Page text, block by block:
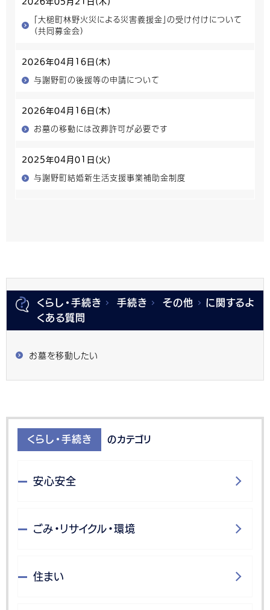
2026年05月21日(木)
「大槌町林野火災による災害義援金」の受け付けについて
（共同募金会）
2026年04月16日(木)
与謝野町の後援等の申請について
2026年04月16日(木)
お墓の移動には改葬許可が必要です
2025年04月01日(火)
与謝野町結婚新生活支援事業補助金制度
くらし・手続き 手続き その他
に関するよ
くある質問
お墓を移動したい
くらし・手続き のカテゴリ
安心安全
ごみ・リサイクル・環境
住まい